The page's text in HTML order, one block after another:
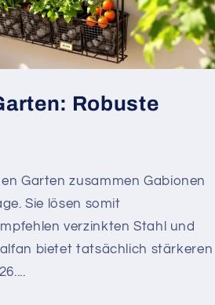
Robuste
Garten zusammen Gabionen
Sie lösen somit
verzinkten Stahl und
bietet tatsächlich stärkeren